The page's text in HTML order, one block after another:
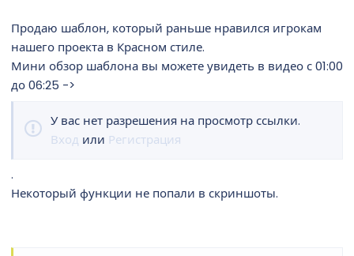
Продаю шаблон, который раньше нравился игрокам
нашего проекта в Красном стиле.
Мини обзор шаблона вы можете увидеть в видео с 01:00
до 06:25 ->
У вас нет разрешения на просмотр ссылки.
Вход или Регистрация
.
Некоторый функции не попали в скриншоты.